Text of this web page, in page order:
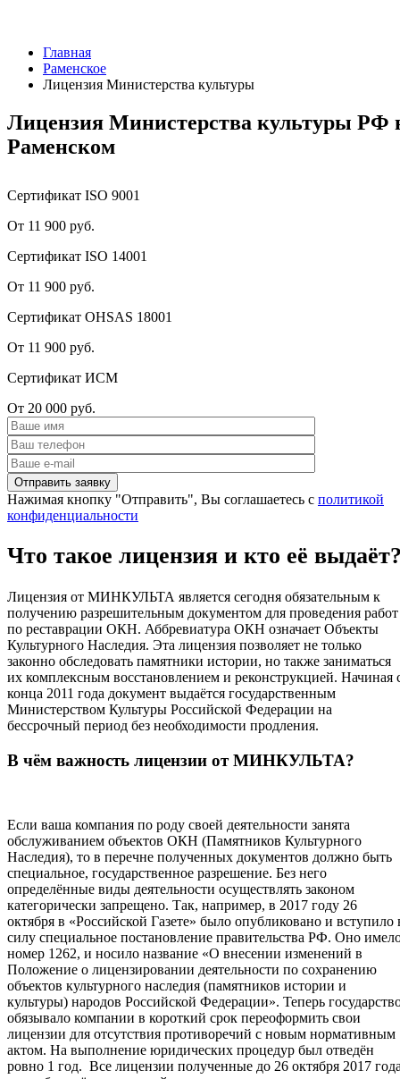
Главная
Раменское
Лицензия Министерства культуры
Лицензия Министерства культуры РФ
Раменском
Сертификат ISO 9001
От 11 900 руб.
Сертификат ISO 14001
От 11 900 руб.
Сертификат OHSAS 18001
От 11 900 руб.
Сертификат ИСМ
От 20 000 руб.
Нажимая кнопку "Отправить", Вы соглашаетесь с политикой
конфиденциальности
Что такое лицензия и кто её
Лицензия от МИНКУЛЬТА является сегодня обязательным к
получению разрешительным документом для проведения работ
по реставрации ОКН. Аббревиатура ОКН означает Объекты
Культурного Наследия. Эта лицензия позволяет не только
законно обследовать памятники истории, но также заниматься
их комплексным восстановлением и реконструкцией. Начиная
конца 2011 года документ выдаётся государственным
Министерством Культуры Российской Федерации на
бессрочный период без необходимости продления.
В чём важность лицензии от МИНКУЛЬТА?
Если ваша компания по роду своей деятельности занята
обслуживанием объектов ОКН (Памятников Культурного
Наследия), то в перечне полученных документов должно быть
специальное, государственное разрешение. Без него
определённые виды деятельности осуществлять законом
категорически запрещено. Так, например, в 2017 году 26
октября в «Российской Газете» было опубликовано и вступило
силу специальное постановление правительства РФ. Оно
номер 1262, и носило название «О внесении изменений в
Положение о лицензировании деятельности по сохранению
объектов культурного наследия (памятников истории и
культуры) народов Российской Федерации». Теперь
обязывало компании в короткий срок переоформить свои
лицензии для отсутствия противоречий с новым нормативным
актом. На выполнение юридических процедур был отведён
ровно 1 год. Все лицензии полученные до 26 октября 2017